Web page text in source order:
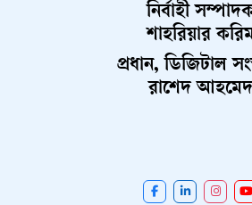
নির্বাহী
শাহরিয়ার
প্রধান, ডিজিটাল
রাশেদ আহমেদ